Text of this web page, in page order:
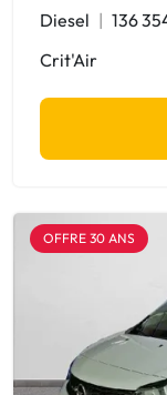
Diesel 136
Crit'Air
OFFRE 30 ANS